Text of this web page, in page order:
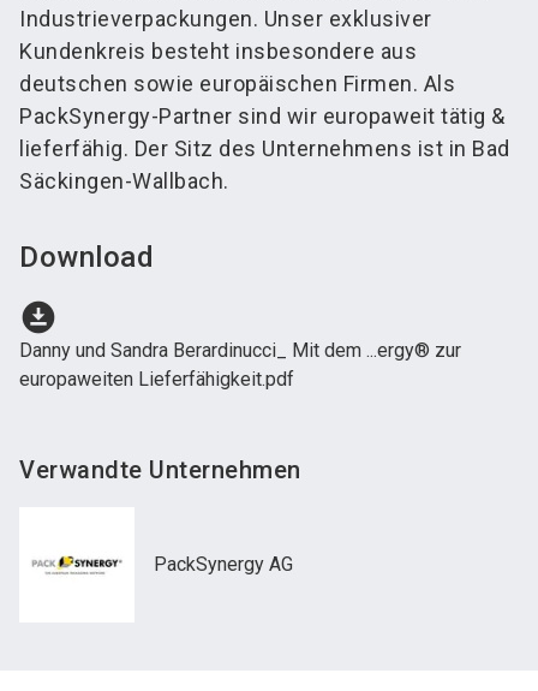
Industrieverpackungen. Unser exklusiver
Kundenkreis besteht insbesondere aus
deutschen sowie europäischen Firmen. Als
PackSynergy-Partner sind wir europaweit tätig &
lieferfähig. Der Sitz des Unternehmens ist in Bad
Säckingen-Wallbach.
Download
download_for_offline
Danny und Sandra Berardinucci_ Mit dem ...ergy® zur
europaweiten Lieferfähigkeit.pdf
Verwandte Unternehmen
PackSynergy AG